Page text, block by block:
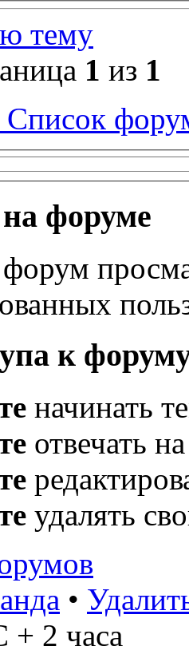
тему
1 из 1
Список
форуме
форум
к
начинать
отвечать
удалять
•
+ 2 часа